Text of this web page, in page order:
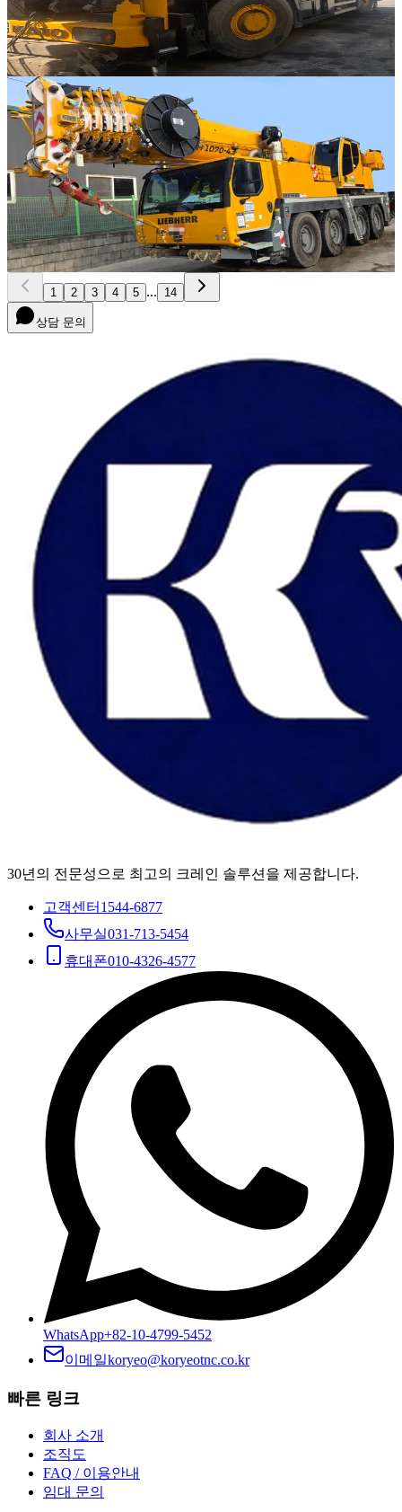
2007년식 · 65톤
가격 문의
6
판매중
Liebherr · AT 크레인·AT-314
NEW
LTM 1070-4.2
2022년식 · 70톤
가격 문의 23
1 2 3 4 5 ... 14
상담 문의
30년의 전문성으로 최고의 크레인 솔루션을 제공합니다.
고객센터 1544-6877
사무실031-713-5454
휴대폰010-4326-4577
WhatsApp+82-10-4799-5452
이메일koryeo@koryeotnc.co.kr
빠른 링크
회사 소개
조직도
FAQ / 이용안내
임대 문의